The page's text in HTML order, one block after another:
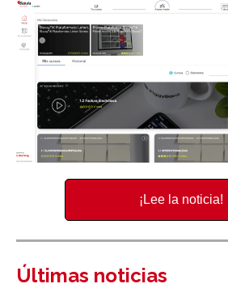
¡Lee la noticia!
Últimas noticias